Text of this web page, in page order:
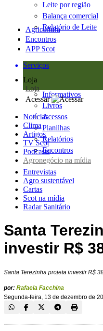
Leite por região
Balança comercial
Relatório de Leite
Agricultura
Encontros
APP Scot
Serviços
Loja
Loja
Informativos
Livros
Acessos
Planilhas
Relatórios
Encontros
Acessar
Notícias
Clima
Artigos
TV Scot
Podcasts
Agronegócio na mídia
Entrevistas
Agro sustentável
Cartas
Scot na mídia
Radar Sanitário
Santa
investir R$
Santa Terezinha projeta investir R$
por: Rafaela Facchina
Segunda-feira, 13 de dezembro de